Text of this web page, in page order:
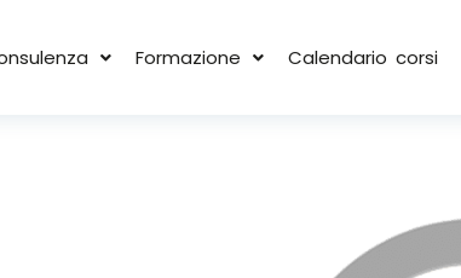
Formazione Calendario corsi